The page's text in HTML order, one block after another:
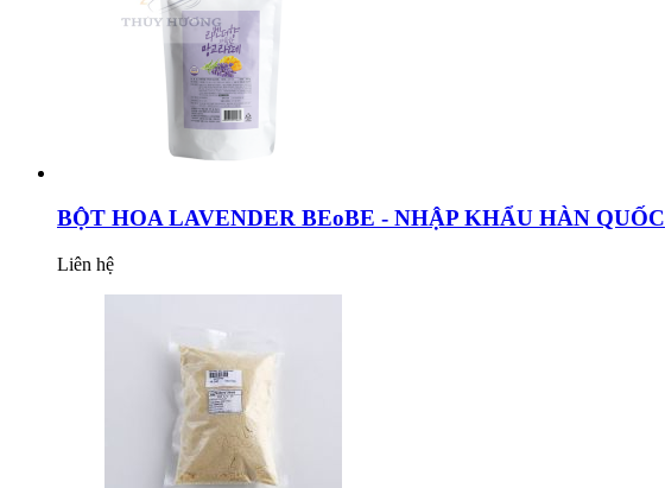
BỘT HOA LAVENDER BEoBE - NHẬP KHẨU HÀN QUỐC
Liên hệ